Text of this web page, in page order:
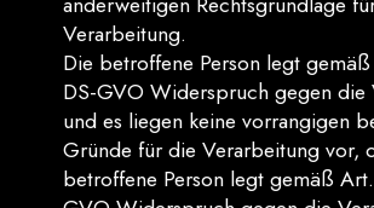
Verarbeitung.
Die betroffene Person legt
DS-GVO Widerspruch gegen die
und es liegen keine vorrangigen
Gründe für die Verarbeitung vor,
betroffene Person legt gemäß